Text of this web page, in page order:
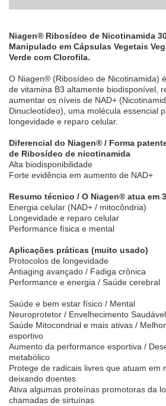
Niagen® Ribosídeo de Nicotinamida
Manipulado em Cápsulas Vegetais
Verde com Clorofila.
O Niagen® (Ribosídeo de Nicotinamida)
de vitamina B3 altamente biodisponível,
aumentar os níveis de NAD+
Dinucleotídeo), uma molécula essencial
longevidade e reparo celular.
Diferencial do Niagen® / Forma
de Ribosídeo de nicotinamida
Alta biodisponibilidade
Forte evidência em aumento de NAD+
Resumo técnico / O Niagen® atua em
Energia celular (NAD+ / mitocôndria)
Longevidade e reparo celular
Performance física e mental
Aplicações práticas (muito usado)
Protocolos de longevidade
Antiaging avançado / Fadiga crônica
Performance e energia / Saúde cerebral
Saúde e bem estar físico / Mental
Neuroprotetor / Envelhecimento
Saúde Mitocondrial e mais ativas /
esportivo
Aumento da performance esportiva /
metabólico
Protege de radicais livres que atuam em
deixando doentes
Ativa algumas proteínas promotoras da
chamadas de sirtuínas